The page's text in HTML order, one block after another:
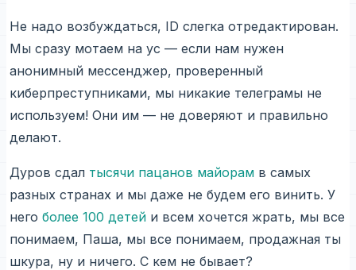
Не надо возбуждаться, ID слегка отредактирован.
Мы сразу мотаем на ус — если нам нужен
анонимный мессенджер, проверенный
киберпреступниками, мы никакие телеграмы не
используем! Они им — не доверяют и правильно
делают.
Дуров сдал тысячи пацанов майорам в самых
разных странах и мы даже не будем его винить. У
него более 100 детей и всем хочется жрать, мы все
понимаем, Паша, мы все понимаем, продажная ты
шкура, ну и ничего. С кем не бывает?